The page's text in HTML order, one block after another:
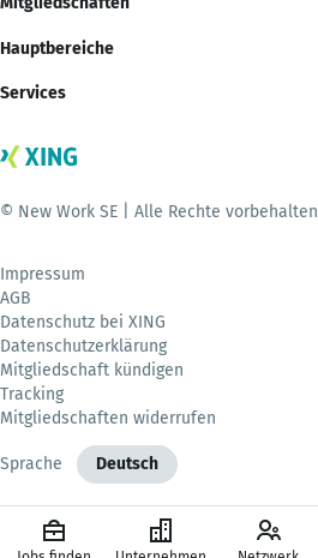
Hauptbereiche
Services
© New Work SE | Alle Rechte vorbehalten
Impressum
AGB
Datenschutz bei XING
Datenschutzerklärung
Mitgliedschaft kündigen
Tracking
Mitgliedschaften widerrufen
Sprache Deutsch